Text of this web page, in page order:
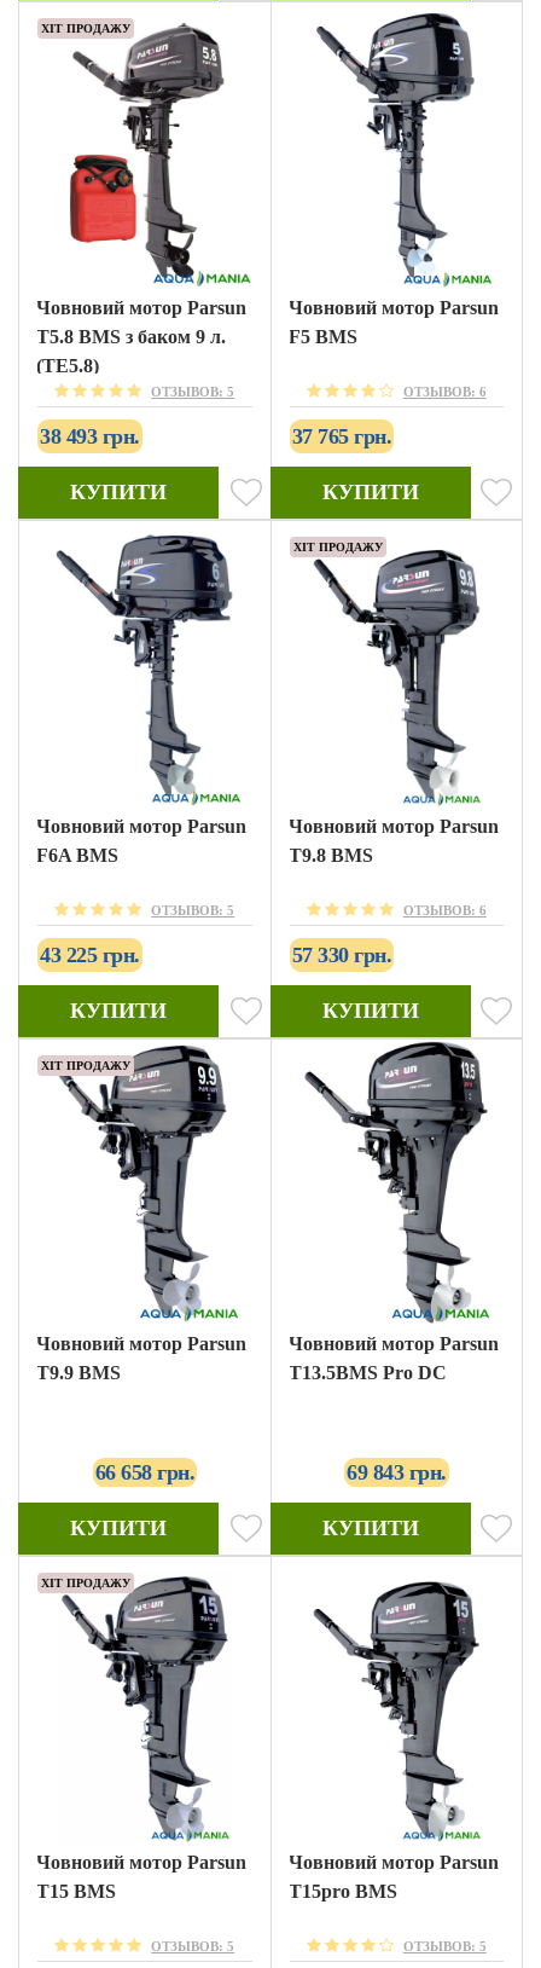
ХІТ ПРОДАЖУ
Човновий мотор Parsun
T5.8 BMS з баком 9 л.
(TE5.8)
ОТЗЫВОВ: 5
38 493 грн.
КУПИТИ
Човновий мотор Parsun
F5 BMS
ОТЗЫВОВ: 6
37 765 грн.
КУПИТИ
Човновий мотор Parsun
F6A BMS
ОТЗЫВОВ: 5
43 225 грн.
КУПИТИ
ХІТ ПРОДАЖУ
Човновий мотор Parsun
T9.8 BMS
ОТЗЫВОВ: 6
57 330 грн.
КУПИТИ
ХІТ ПРОДАЖУ
Човновий мотор Parsun
T9.9 BMS
66 658 грн.
КУПИТИ
Човновий мотор Parsun
T13.5BMS Pro DC
69 843 грн.
КУПИТИ
ХІТ ПРОДАЖУ
Човновий мотор Parsun
T15 BMS
ОТЗЫВОВ: 5
Човновий мотор Parsun
T15pro BMS
ОТЗЫВОВ: 5